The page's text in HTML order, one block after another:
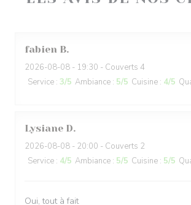
fabien B
2026-08-08 - 19:30 - Couverts 4
Service : 3/5 Ambiance : 5/5 Cuisine : 4/5
Lysiane D
2026-08-08 - 20:00 - Couverts 2
Service : 4/5 Ambiance : 5/5 Cuisine : 5/5
Oui, tout à fait